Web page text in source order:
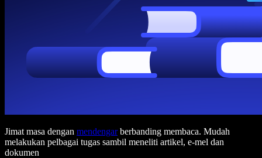
Jimat masa dengan mendengarberbanding membaca. Mudah
melakukan pelbagai tugas sambil meneliti artikel, e-mel dan
dokumen